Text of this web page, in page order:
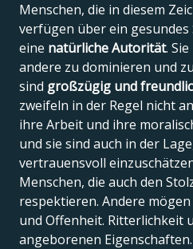
Menschen, die in diesem
verfügen über ein gesundes
eine natürliche Autorität.
andere zu dominieren und
sind großzügig und
zweifeln in der Regel nicht
ihre Arbeit und ihre
und sie sind auch in der
vertrauensvoll
Menschen, die auch den
respektieren. Andere
und Offenheit. Ritterlichkeit
angeborenen